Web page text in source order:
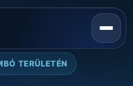
TERÜLETÉN